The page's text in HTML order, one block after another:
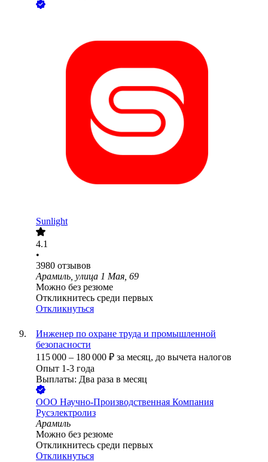
Sunlight
4.1
•
3980 отзывов
Арамиль, улица 1 Мая, 69
Можно без резюме
Откликнитесь среди первых
Откликнуться
Инженер по охране труда и промышленной
безопасности
115 000 – 180 000 ₽ за месяц, до вычета налогов
Опыт 1-3 года
Выплаты: Два раза в месяц
ООО Научно-Производственная Компания
Русэлектролиз
Арамиль
Можно без резюме
Откликнитесь среди первых
Откликнуться